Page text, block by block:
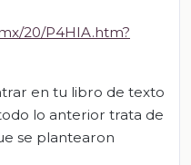
20/P4HIA.htm?
en tu libro de texto
lo anterior trata de
se plantearon